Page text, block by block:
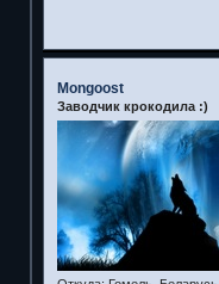
Mongoost
Заводчик крокодила :)